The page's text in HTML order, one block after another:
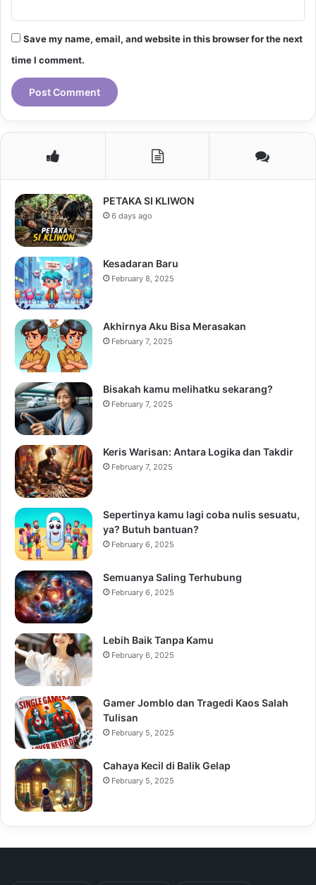
Save my name, email, and website in this browser for the next
time I comment.
PETAKA SI KLIWON
6 days ago
Kesadaran Baru
February 8, 2025
Akhirnya Aku Bisa Merasakan
February 7, 2025
Bisakah kamu melihatku sekarang?
February 7, 2025
Keris Warisan: Antara Logika dan Takdir
February 7, 2025
Sepertinya kamu lagi coba nulis sesuatu,
ya? Butuh bantuan?
February 6, 2025
Semuanya Saling Terhubung
February 6, 2025
Lebih Baik Tanpa Kamu
February 6, 2025
Gamer Jomblo dan Tragedi Kaos Salah
Tulisan
February 5, 2025
Cahaya Kecil di Balik Gelap
February 5, 2025